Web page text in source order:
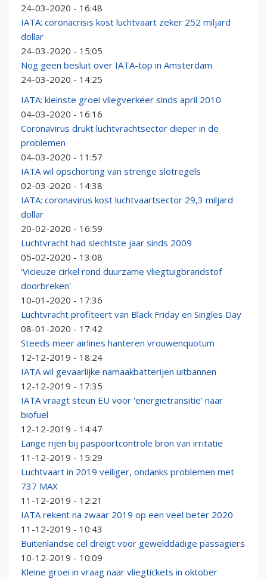
24-03-2020 - 16:48
IATA: coronacrisis kost luchtvaart zeker 252 miljard
dollar
24-03-2020 - 15:05
Nog geen besluit over IATA-top in Amsterdam
24-03-2020 - 14:25
IATA: kleinste groei vliegverkeer sinds april 2010
04-03-2020 - 16:16
Coronavirus drukt luchtvrachtsector dieper in de
problemen
04-03-2020 - 11:57
IATA wil opschorting van strenge slotregels
02-03-2020 - 14:38
IATA: coronavirus kost luchtvaartsector 29,3 miljard
dollar
20-02-2020 - 16:59
Luchtvracht had slechtste jaar sinds 2009
05-02-2020 - 13:08
'Vicieuze cirkel rond duurzame vliegtuigbrandstof
doorbreken'
10-01-2020 - 17:36
Luchtvracht profiteert van Black Friday en Singles Day
08-01-2020 - 17:42
Steeds meer airlines hanteren vrouwenquotum
12-12-2019 - 18:24
IATA wil gevaarlijke namaakbatterijen uitbannen
12-12-2019 - 17:35
IATA vraagt steun EU voor 'energietransitie' naar
biofuel
12-12-2019 - 14:47
Lange rijen bij paspoortcontrole bron van irritatie
11-12-2019 - 15:29
Luchtvaart in 2019 veiliger, ondanks problemen met
737 MAX
11-12-2019 - 12:21
IATA rekent na zwaar 2019 op een veel beter 2020
11-12-2019 - 10:43
Buitenlandse cel dreigt voor gewelddadige passagiers
10-12-2019 - 10:09
Kleine groei in vraag naar vliegtickets in oktober